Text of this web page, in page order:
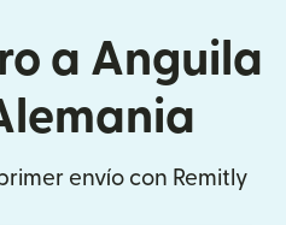
a Anguila
envío con Remitly